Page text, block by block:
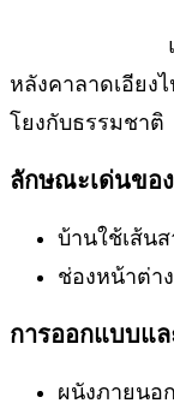
แบบบ้านหลัง
หลังคาลาดเอีย
โยงกับธรรมชาติ
ลักษณะเด่นขอ
บ้านใช้เส้น
ช่องหน้าต่า
การออกแบบแ
ผนังภายนอ